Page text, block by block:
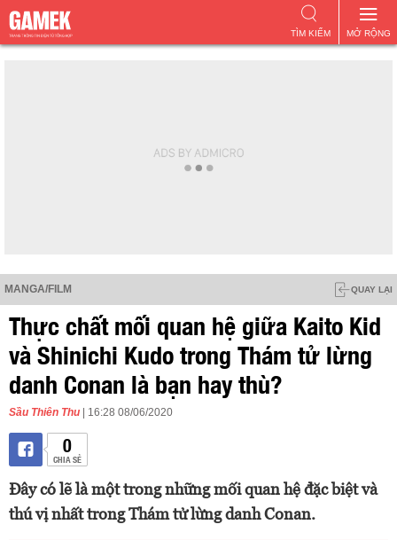
MỞ RỘNG
TÌM KIẾM
MANGA/FILM QUAY LẠI
Thực chất mối quan hệ giữa Kaito Kid
và Shinichi Kudo trong Thám tử lừng
danh Conan là bạn hay thù?
Sầu Thiên Thu | 16:28 08/06/2020
0
CHIA SẺ
Đây có lẽ là một trong những mối quan hệ đặc biệt và
thú vị nhất trong Thám tử lừng danh Conan.